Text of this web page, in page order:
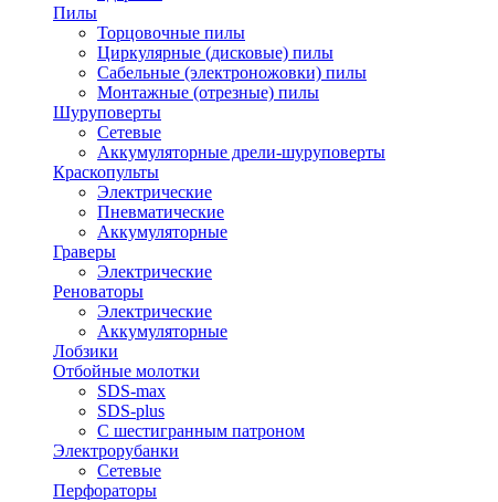
Пилы
Торцовочные пилы
Циркулярные (дисковые) пилы
Сабельные (электроножовки) пилы
Монтажные (отрезные) пилы
Шуруповерты
Сетевые
Аккумуляторные дрели-шуруповерты
Краскопульты
Электрические
Пневматические
Аккумуляторные
Граверы
Электрические
Реноваторы
Электрические
Аккумуляторные
Лобзики
Отбойные молотки
SDS-max
SDS-plus
С шестигранным патроном
Электрорубанки
Сетевые
Перфораторы